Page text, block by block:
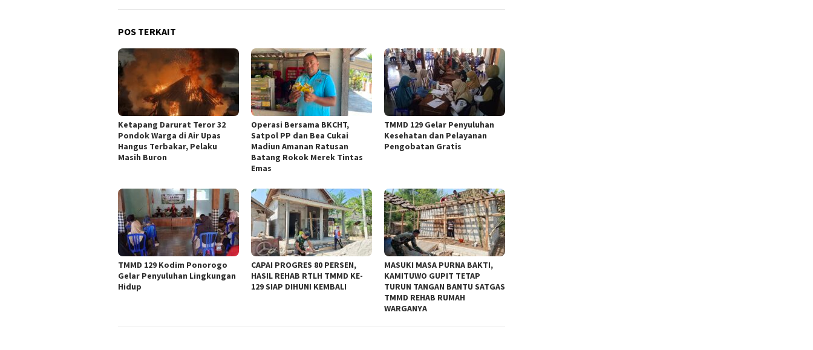
POS TERKAIT
Ketapang Darurat Teror 32
Pondok Warga di Air Upas
Hangus Terbakar, Pelaku
Masih Buron
Operasi Bersama BKCHT,
Satpol PP dan Bea Cukai
Madiun Amanan Ratusan
Batang Rokok Merek Tintas
Emas
TMMD 129 Gelar Penyuluhan
Kesehatan dan Pelayanan
Pengobatan Gratis
TMMD 129 Kodim Ponorogo
Gelar Penyuluhan Lingkungan
Hidup
CAPAI PROGRES 80 PERSEN,
HASIL REHAB RTLH TMMD KE-
129 SIAP DIHUNI KEMBALI
MASUKI MASA PURNA BAKTI,
KAMITUWO GUPIT TETAP
TURUN TANGAN BANTU SATGAS
TMMD REHAB RUMAH
WARGANYA